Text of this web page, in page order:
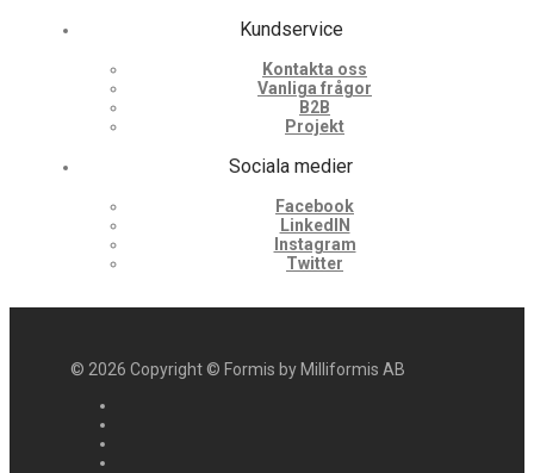
Kundservice
Kontakta oss
Vanliga frågor
B2B
Projekt
Sociala medier
Facebook
LinkedIN
Instagram
Twitter
© 2026 Copyright © Formis by Milliformis AB